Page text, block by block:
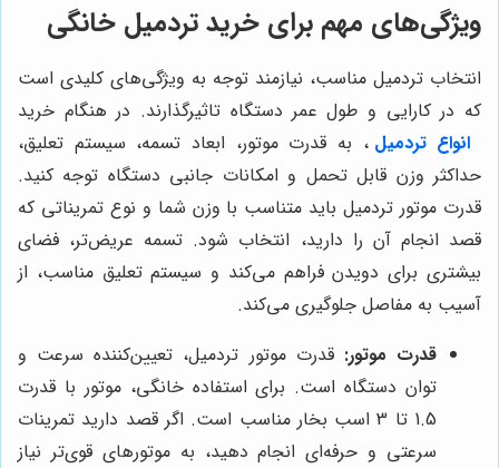
ویژگی‌های مهم برای خرید تردمیل خانگی
انتخاب تردمیل مناسب، نیازمند توجه به ویژگی‌های کلیدی است
که در کارایی و طول عمر دستگاه تاثیرگذارند. در هنگام خرید
انواع تردمیل‌ ، به قدرت موتور، ابعاد تسمه، سیستم تعلیق،
حداکثر وزن قابل تحمل و امکانات جانبی دستگاه توجه کنید.
قدرت موتور تردمیل باید متناسب با وزن شما و نوع تمریناتی که
قصد انجام آن را دارید، انتخاب شود. تسمه عریض‌تر، فضای
بیشتری برای دویدن فراهم می‌کند و سیستم تعلیق مناسب، از
آسیب به مفاصل جلوگیری می‌کند.
قدرت موتور: قدرت موتور تردمیل، تعیین‌کننده سرعت و
توان دستگاه است. برای استفاده خانگی، موتور با قدرت
1.5 تا 3 اسب بخار مناسب است. اگر قصد دارید تمرینات
سرعتی و حرفه‌ای انجام دهید، به موتورهای قوی‌تر نیاز